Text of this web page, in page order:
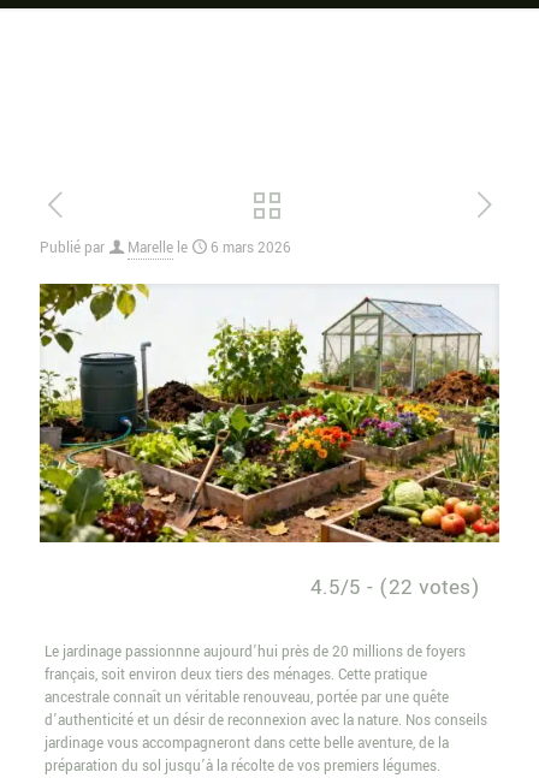
Publié par Marelle le 6 mars 2026
4.5/5 - (22 votes)
Le jardinage passionnne aujourd’hui près de 20 millions de foyers
français, soit environ deux tiers des ménages. Cette pratique
ancestrale connaît un véritable renouveau, portée par une quête
d’authenticité et un désir de reconnexion avec la nature. Nos conseils
jardinage vous accompagneront dans cette belle aventure, de la
préparation du sol jusqu’à la récolte de vos premiers légumes.